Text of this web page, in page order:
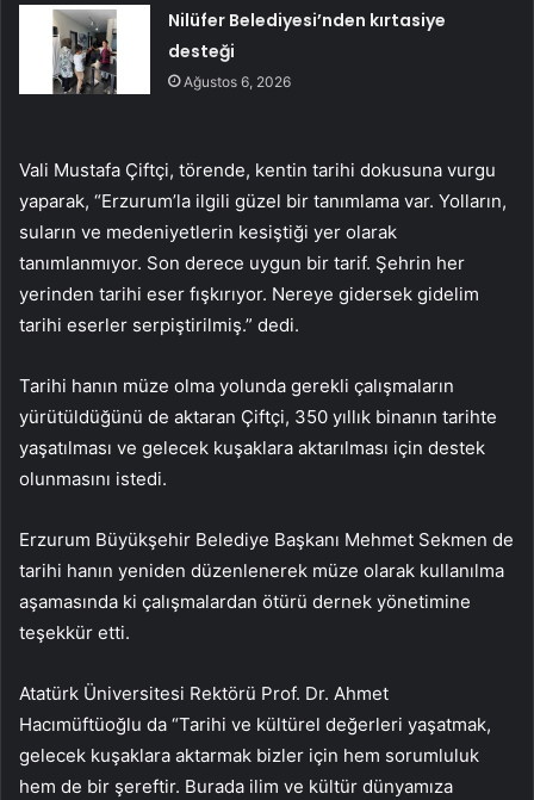
Nilüfer Belediyesi’nden kırtasiye
desteği
Ağustos 6, 2026
Vali Mustafa Çiftçi, törende, kentin tarihi dokusuna vurgu
yaparak, “Erzurum’la ilgili güzel bir tanımlama var. Yolların,
suların ve medeniyetlerin kesiştiği yer olarak
tanımlanmıyor. Son derece uygun bir tarif. Şehrin her
yerinden tarihi eser fışkırıyor. Nereye gidersek gidelim
tarihi eserler serpiştirilmiş.” dedi.
Tarihi hanın müze olma yolunda gerekli çalışmaların
yürütüldüğünü de aktaran Çiftçi, 350 yıllık binanın tarihte
yaşatılması ve gelecek kuşaklara aktarılması için destek
olunmasını istedi.
Erzurum Büyükşehir Belediye Başkanı Mehmet Sekmen de
tarihi hanın yeniden düzenlenerek müze olarak kullanılma
aşamasında ki çalışmalardan ötürü dernek yönetimine
teşekkür etti.
Atatürk Üniversitesi Rektörü Prof. Dr. Ahmet
Hacımüftüoğlu da “Tarihi ve kültürel değerleri yaşatmak,
gelecek kuşaklara aktarmak bizler için hem sorumluluk
hem de bir şereftir. Burada ilim ve kültür dünyamıza